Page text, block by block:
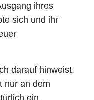
ihres
sich und ihr
darauf hinweist,
nur an dem
ein